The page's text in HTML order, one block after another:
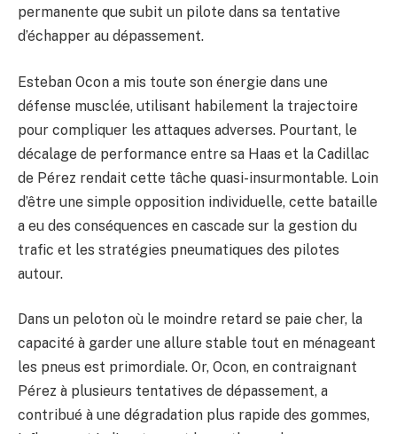
permanente que subit un pilote dans sa tentative
d’échapper au dépassement.
Esteban Ocon a mis toute son énergie dans une
défense musclée, utilisant habilement la trajectoire
pour compliquer les attaques adverses. Pourtant, le
décalage de performance entre sa Haas et la Cadillac
de Pérez rendait cette tâche quasi-insurmontable. Loin
d’être une simple opposition individuelle, cette bataille
a eu des conséquences en cascade sur la gestion du
trafic et les stratégies pneumatiques des pilotes
autour.
Dans un peloton où le moindre retard se paie cher, la
capacité à garder une allure stable tout en ménageant
les pneus est primordiale. Or, Ocon, en contraignant
Pérez à plusieurs tentatives de dépassement, a
contribué à une dégradation plus rapide des gommes,